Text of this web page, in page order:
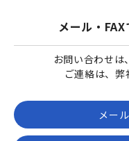
メール・
お問い合わせは
ご連絡は、弊
メー